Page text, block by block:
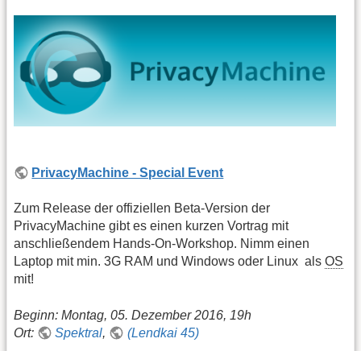
PrivacyMachine - Special Event
Zum Release der offiziellen Beta-Version der
PrivacyMachine gibt es einen kurzen Vortrag mit
anschließendem Hands-On-Workshop. Nimm einen
Laptop mit min. 3G RAM und Windows oder Linux als OS
mit!
Beginn: Montag, 05. Dezember 2016, 19h
Ort:
Spektral, (Lendkai 45)